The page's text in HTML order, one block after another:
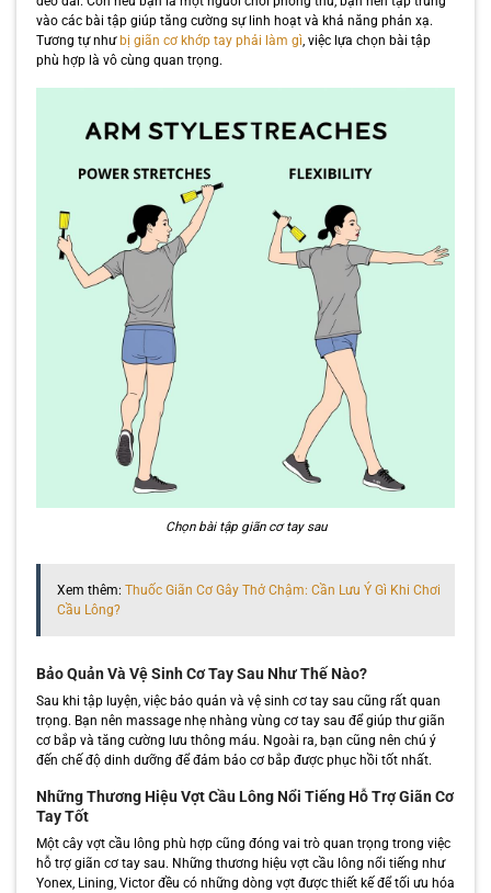
vào các bài tập giúp tăng cường sự linh hoạt và khả năng phản xạ.
Tương tự như bị giãn cơ khớp tay phải làm gì, việc lựa chọn bài tập
phù hợp là vô cùng quan trọng.
Chọn bài tập giãn cơ tay sau
Xem thêm: Thuốc Giãn Cơ Gây Thở Chậm: Cần Lưu Ý Gì Khi Chơi
Cầu Lông?
Bảo Quản Và Vệ Sinh Cơ Tay Sau Như Thế Nào?
Sau khi tập luyện, việc bảo quản và vệ sinh cơ tay sau cũng rất quan
trọng. Bạn nên massage nhẹ nhàng vùng cơ tay sau để giúp thư giãn
cơ bắp và tăng cường lưu thông máu. Ngoài ra, bạn cũng nên chú ý
đến chế độ dinh dưỡng để đảm bảo cơ bắp được phục hồi tốt nhất.
Những Thương Hiệu Vợt Cầu Lông Nổi Tiếng Hỗ Trợ Giãn Cơ
Tay Tốt
Một cây vợt cầu lông phù hợp cũng đóng vai trò quan trọng trong việc
hỗ trợ giãn cơ tay sau. Những thương hiệu vợt cầu lông nổi tiếng như
Yonex, Lining, Victor đều có những dòng vợt được thiết kế để tối ưu hóa